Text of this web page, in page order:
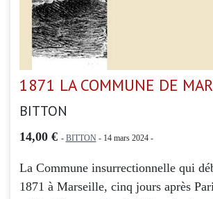
1871 LA COMMUNE DE
BITTON
14,00 € - BITTON- 14 mars 2024 -
La Commune insurrectionnelle qui
1871 à Marseille, cinq jours après